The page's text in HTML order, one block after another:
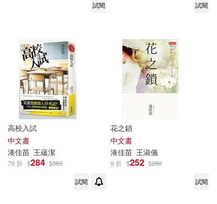
試閱
試閱
高校入試
中文書
湊佳苗 王蘊潔
79 折 $284 $360
試閱
花之鎖
中文書
湊佳苗 王淑儀
9 折 $252 $280
試閱